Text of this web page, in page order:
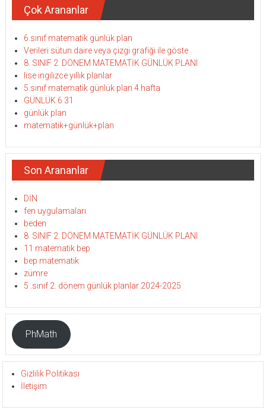
Çok Arananlar
6.sınıf matematik günlük plan
Verileri sütun daire veya çizgi grafiği ile göste
8. SINIF 2. DÖNEM MATEMATİK GÜNLÜK PLANI
lise ingilizce yıllık planlar
5.sınıf matematik günlük plan 4.hafta
GÜNLÜK 6 31
günlük plan
matematik+günlük+plan
Son Arananlar
DİN
fen uygulamaları
beden
8. SINIF 2. DÖNEM MATEMATİK GÜNLÜK PLANI
11 matematik bep
bep matematik
zümre
5 .sınıf 2. dönem günlük planlar 2024-2025
PhMath
Gizlilik Politikası
İletişim